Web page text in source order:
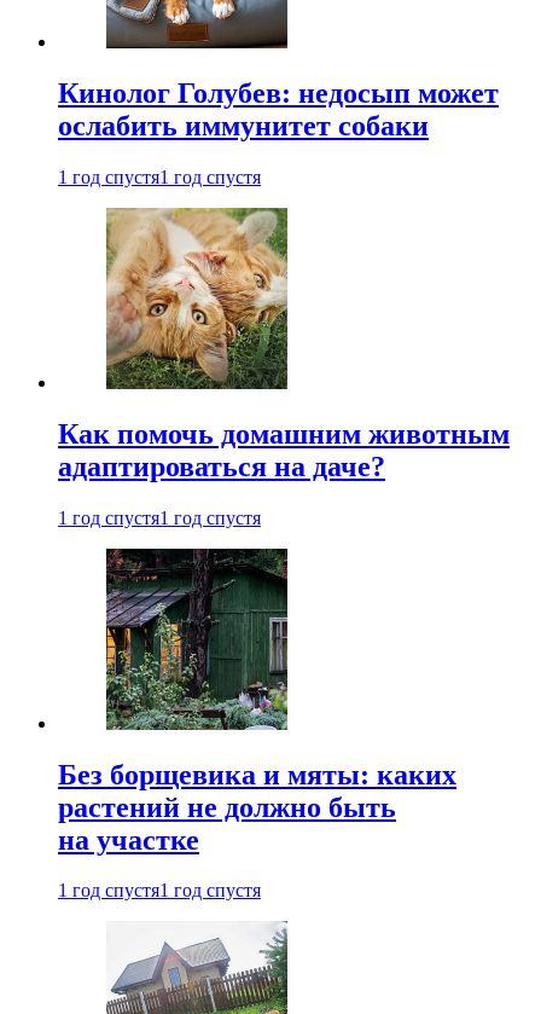
Кинолог Голубев: недосып может
ослабить иммунитет собаки
1 год спустя1 год спустя
Как помочь домашним животным
адаптироваться на даче?
1 год спустя1 год спустя
Без борщевика и мяты: каких
растений не должно быть
на участке
1 год спустя1 год спустя